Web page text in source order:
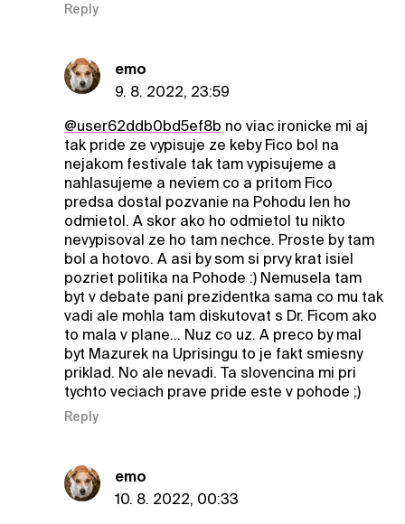
Reply
emo
9. 8. 2022, 23:59
@user62ddb0bd5ef8b no viac ironicke mi aj
tak pride ze vypisuje ze keby Fico bol na
nejakom festivale tak tam vypisujeme a
nahlasujeme a neviem co a pritom Fico
predsa dostal pozvanie na Pohodu len ho
odmietol. A skor ako ho odmietol tu nikto
nevypisoval ze ho tam nechce. Proste by tam
bol a hotovo. A asi by som si prvy krat isiel
pozriet politika na Pohode :) Nemusela tam
byt v debate pani prezidentka sama co mu tak
vadi ale mohla tam diskutovat s Dr. Ficom ako
to mala v plane... Nuz co uz. A preco by mal
byt Mazurek na Uprisingu to je fakt smiesny
priklad. No ale nevadi. Ta slovencina mi pri
tychto veciach prave pride este v pohode ;)
Reply
emo
10. 8. 2022, 00:33